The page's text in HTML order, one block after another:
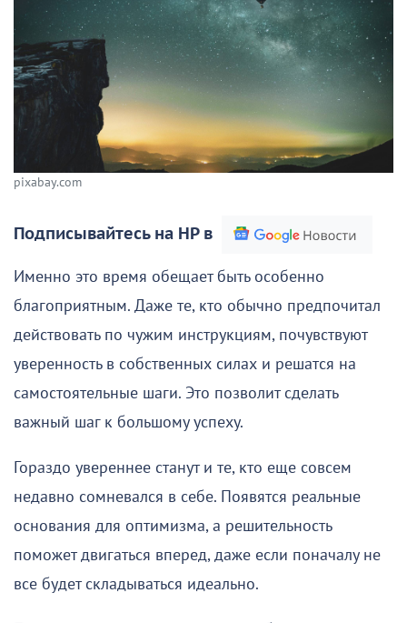
pixabay.com
Подписывайтесь на НР в
Именно это время обещает быть особенно
благоприятным. Даже те, кто обычно предпочитал
действовать по чужим инструкциям, почувствуют
уверенность в собственных силах и решатся на
самостоятельные шаги. Это позволит сделать
важный шаг к большому успеху.
Гораздо увереннее станут и те, кто еще совсем
недавно сомневался в себе. Появятся реальные
основания для оптимизма, а решительность
поможет двигаться вперед, даже если поначалу не
все будет складываться идеально.